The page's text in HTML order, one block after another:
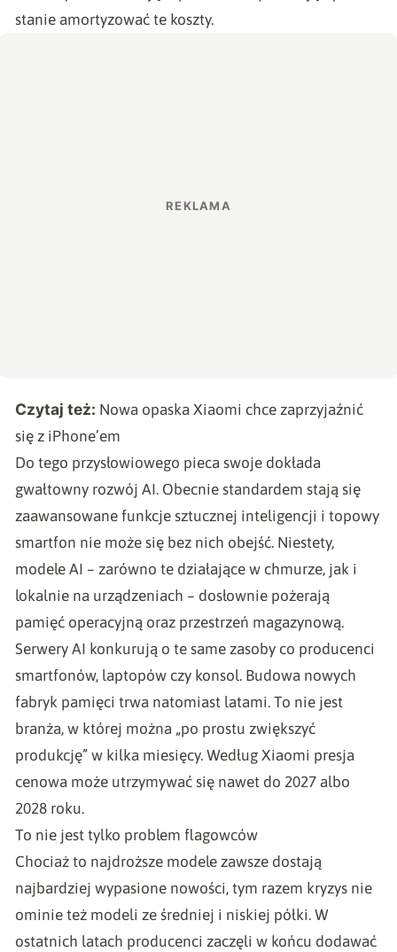
stanie amortyzować te koszty.
Czytaj też: Nowa opaska Xiaomi chce zaprzyjaźnić
się z iPhone’em
Do tego przysłowiowego pieca swoje dokłada
gwałtowny rozwój AI. Obecnie standardem stają się
zaawansowane funkcje sztucznej inteligencji i topowy
smartfon nie może się bez nich obejść. Niestety,
modele AI – zarówno te działające w chmurze, jak i
lokalnie na urządzeniach – dosłownie pożerają
pamięć operacyjną oraz przestrzeń magazynową.
Serwery AI konkurują o te same zasoby co producenci
smartfonów, laptopów czy konsol. Budowa nowych
fabryk pamięci trwa natomiast latami. To nie jest
branża, w której można „po prostu zwiększyć
produkcję” w kilka miesięcy. Według Xiaomi presja
cenowa może utrzymywać się nawet do 2027 albo
2028 roku.
To nie jest tylko problem flagowców
Chociaż to najdroższe modele zawsze dostają
najbardziej wypasione nowości, tym razem kryzys nie
ominie też modeli ze średniej i niskiej półki. W
ostatnich latach producenci zaczęli w końcu dodawać